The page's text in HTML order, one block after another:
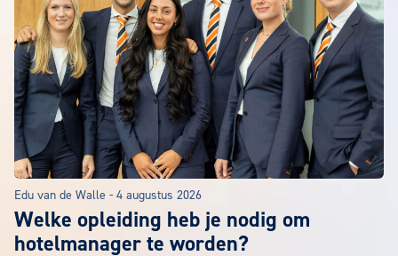
Edu van de Walle - 4 augustus 2026
Welke opleiding heb je nodig om
hotelmanager te worden?